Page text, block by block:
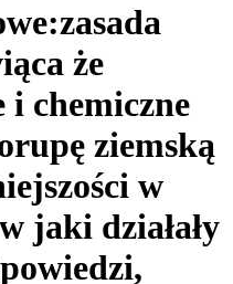
zasada
że
chemiczne
ziemską
w
jaki działały